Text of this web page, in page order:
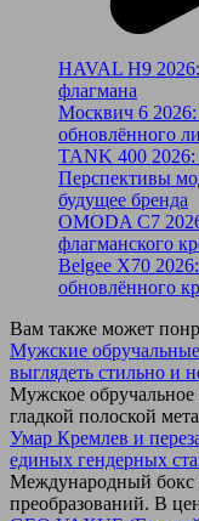
HAVAL H9
флагмана
Москвич 6 2026:
обновлённого
TANK 400
Перспективы
будущее бренда
OMODA C7
флагманского
Belgee X70
обновлённого
Вам также может
Мужские
выглядеть стильно и
Мужское обручальное
гладкой полоской
Умар Кремлев и
единых гендерных
Международный бокс
преобразований. В